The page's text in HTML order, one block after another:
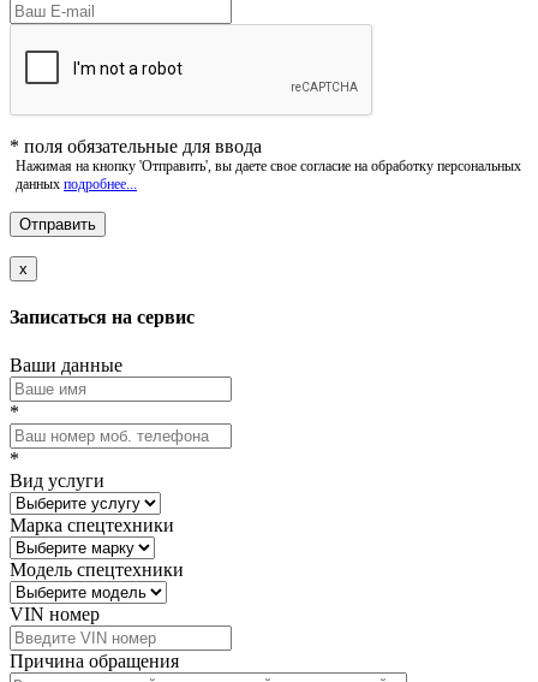
* поля обязательные для ввода
Нажимая на кнопку 'Отправить', вы даете свое согласие на обработку персональных
данных подробнее...
x
Записаться на сервис
Ваши данные
*
*
Вид услуги
Марка спецтехники
Модель спецтехники
VIN номер
Причина обращения